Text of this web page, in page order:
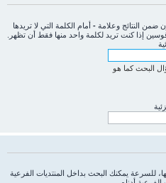
ضمن النتائج وعلامة - أمام الكلمة التي لا تريدها
إذا كنت تريد لكلمة واحد منها فقط أن تظهر.
البحث كما هو
للسرعة يمكنك البحث بداخل المنتديات الفرعية